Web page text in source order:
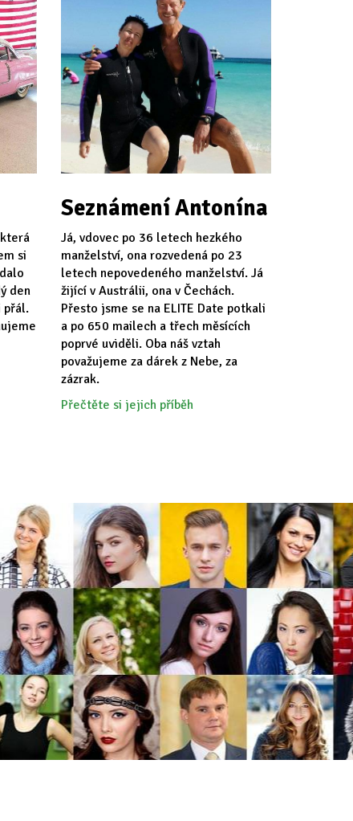
si
den
přál.
Seznámení Antonína
Já, vdovec po 36 letech hezkého
manželství, ona rozvedená po 23
letech nepovedeného manželství. Já
žijící v Austrálii, ona v Čechách.
Přesto jsme se na ELITE Date potkali
a po 650 mailech a třech měsících
poprvé uviděli. Oba náš vztah
považujeme za dárek z Nebe, za
zázrak.
Přečtěte si jejich příběh